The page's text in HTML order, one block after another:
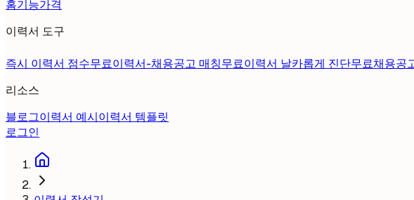
홈기능가격
이력서 도구
즉시 이력서 점수무료이력서-채용공고 매칭무료이력서 날카롭게 진단무료채용공
리소스
블로그이력서 예시이력서 템플릿
로그인